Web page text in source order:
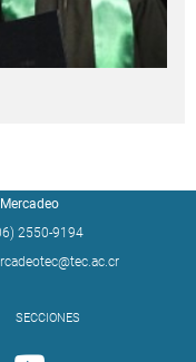
2550-9194
SECCIONES